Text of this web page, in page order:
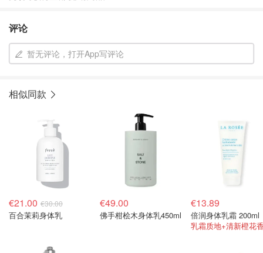
评论
暂无评论，打开App写评论
相似同款
€21.00 €30.00
百合茉莉身体乳
€49.00
佛手柑桧木身体乳450ml
€13.89
倍润身体乳霜 200ml